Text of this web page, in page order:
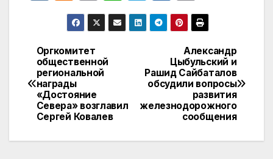
d
n
o
kl
a
s
s
ni
m
ail
h
at
p
el
e
a
m
ail
.R
o
p
y
Li
n
k
Навигация
по
записям
Александр
Цыбульский и
Рашид Сайбаталов
обсудили вопросы
развития
железнодорожного
сообщения
Оргкомитет
общественной
региональной
награды
«Достояние
Севера» возглавил
Сергей Ковалев